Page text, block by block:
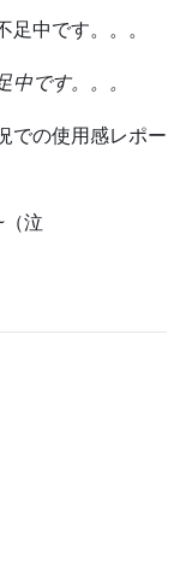
です。。。
での使用感レポー
泣